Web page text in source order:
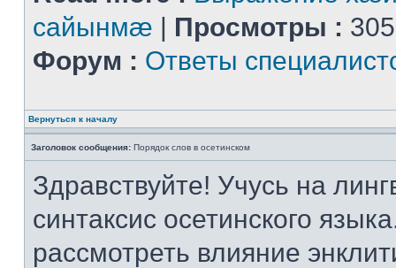
сайынмæ | Просмотры :
Форум : Ответы
Вернуться к началу
Заголовок сообщения: Порядок слов в осетинском
Здравствуйте! Учусь на
синтаксис осетинского
рассмотреть влияние